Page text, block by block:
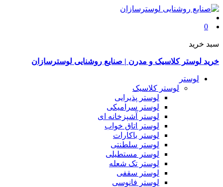
0
سبد خرید
خرید لوستر کلاسیک و مدرن | صنایع روشنایی لوسترسازان
لوستر
لوستر کلاسیک
لوستر پذیرایی
لوستر سرامیکی
لوستر آشپزخانه ای
لوستر اتاق خواب
لوستر باکارات
لوستر سلطنتی
لوستر مستطیلی
لوستر تک شعله
لوستر سقفی
لوستر فانوسی